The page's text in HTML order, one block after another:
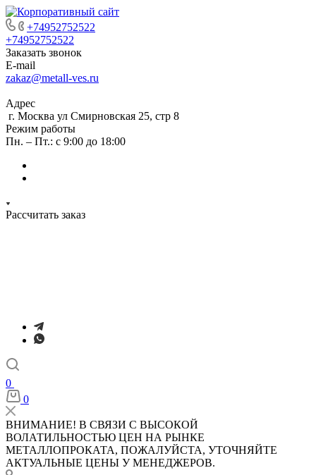
+74952752522
+74952752522
Заказать звонок
E-mail
zakaz@metall-ves.ru
Адрес
г. Москва ул Смирновская 25, стр 8
Режим работы
Пн. – Пт.: с 9:00 до 18:00
Рассчитать заказ
0
0
ВНИМАНИЕ! В СВЯЗИ С ВЫСОКОЙ
ВОЛАТИЛЬНОСТЬЮ ЦЕН НА РЫНКЕ
МЕТАЛЛОПРОКАТА, ПОЖАЛУЙСТА, УТОЧНЯЙТЕ
АКТУАЛЬНЫЕ ЦЕНЫ У МЕНЕДЖЕРОВ.